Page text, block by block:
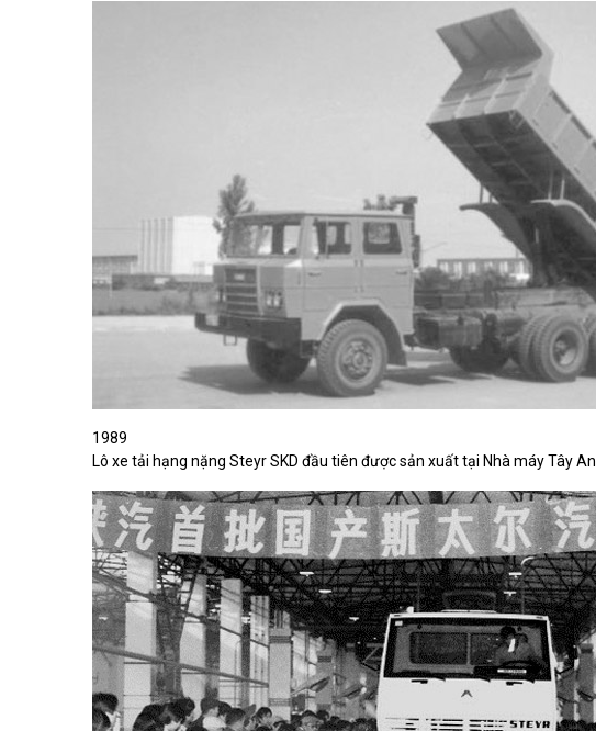
1989
Lô xe tải hạng nặng Steyr SKD đầu tiên được sản xuất tại Nhà máy Tây An.